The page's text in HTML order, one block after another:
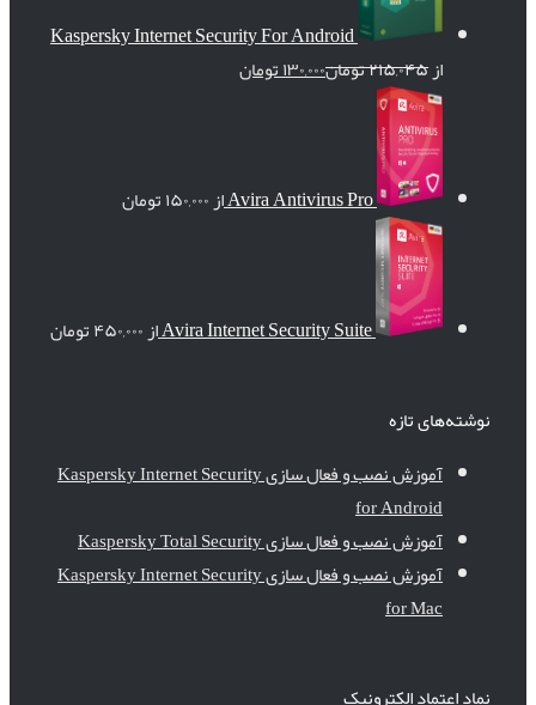
Kaspersky Internet Security For Android
از۲۱۵,۰۴۵تومان۱۳۰,۰۰۰تومان
Avira Antivirus Proاز۱۵۰,۰۰۰تومان
Avira Internet Security Suiteاز۴۵۰,۰۰۰تومان
نوشته‌های تازه
آموزش نصب و فعال سازی Kaspersky Internet Security
for Android
آموزش نصب و فعال سازی Kaspersky Total Security
آموزش نصب و فعال سازی Kaspersky Internet Security
for Mac
نماد اعتماد الکترونیک